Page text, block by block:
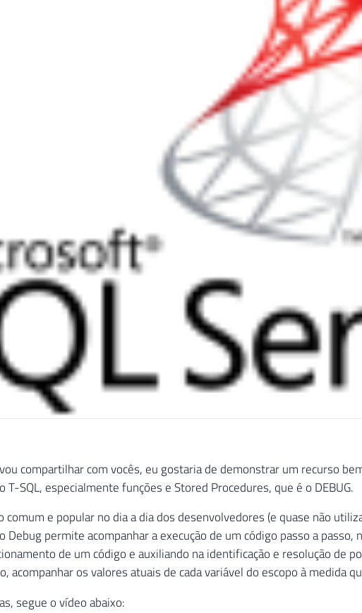
compartilhar com vocês, eu gostaria de demonstrar um recurso
T-SQL, especialmente funções e Stored Procedures, que é o DEBUG.
e popular no dia a dia dos desenvolvedores (e quase não
Debug permite acompanhar a execução de um código passo a
de um código e auxiliando na identificação e resolução de
acompanhar os valores atuais de cada variável do escopo à medida
segue o vídeo abaixo: